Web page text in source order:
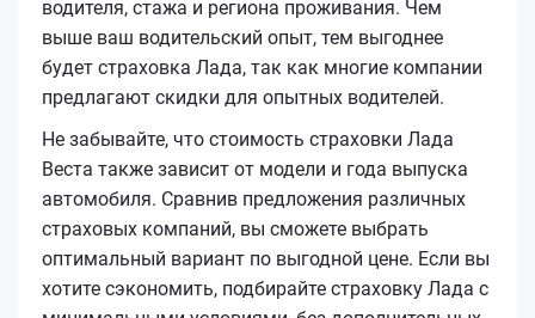
водителя, стажа и региона проживания. Чем
выше ваш водительский опыт, тем выгоднее
будет страховка Лада, так как многие компании
предлагают скидки для опытных водителей.
Не забывайте, что стоимость страховки Лада
Веста также зависит от модели и года выпуска
автомобиля. Сравнив предложения различных
страховых компаний, вы сможете выбрать
оптимальный вариант по выгодной цене. Если вы
хотите сэкономить, подбирайте страховку Лада с